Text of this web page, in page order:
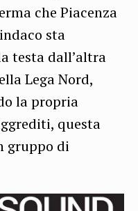
che Piacenza
sta
testa dall’altra
Lega Nord,
la propria
questa
gruppo di